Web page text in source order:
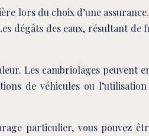
lors du choix d’une
dégâts des eaux, résultant de
Les cambriolages
de véhicules ou l’utilisation
particulier, vous pouvez